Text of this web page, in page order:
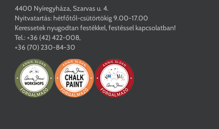
4400 Nyíregyháza, Szarvas u. 4.
Nyitvatartás: hétfőtől-csütörtökig 9.00-17.00
Keressetek nyugodtan festékkel, festéssel kapcsolatban!
Tel.:+36 (42) 422-008,
+36 (70) 230-84-30